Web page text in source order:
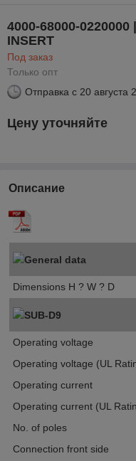
4000-68000-0220000
INSERT
Под заказ
Только опт
Отправка с 20 августа
Цену уточняйте
Описание
General data
Dimensions H ? W ? D
SUB-D9
Operating voltage
Operating voltage (UL
Operating current
Operating current (UL
No. of poles
Connection front side